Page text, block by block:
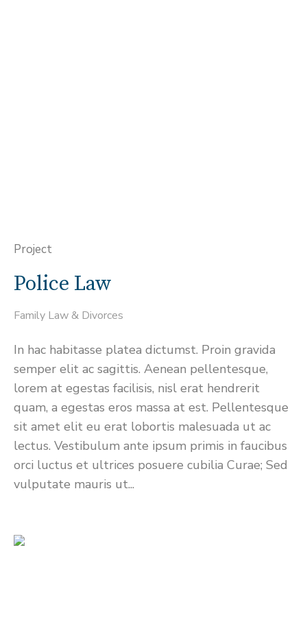
Project
Police Law
Family Law & Divorces
In hac habitasse platea dictumst. Proin gravida
semper elit ac sagittis. Aenean pellentesque,
lorem at egestas facilisis, nisl erat hendrerit
quam, a egestas eros massa at est. Pellentesque
sit amet elit eu erat lobortis malesuada ut ac
lectus. Vestibulum ante ipsum primis in faucibus
orci luctus et ultrices posuere cubilia Curae; Sed
vulputate mauris ut...